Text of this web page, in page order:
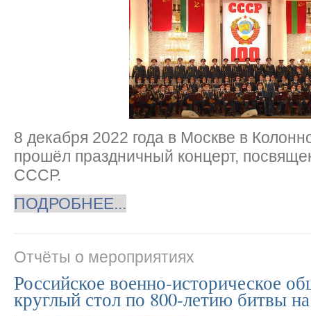
8 декабря 2022 года в Москве в
прошёл праздничный концерт,
СССР.
ПОДРОБНЕЕ...
Отчёты о мероприятиях
Российское военно-историческое
круглый стол по 800-летию битвы